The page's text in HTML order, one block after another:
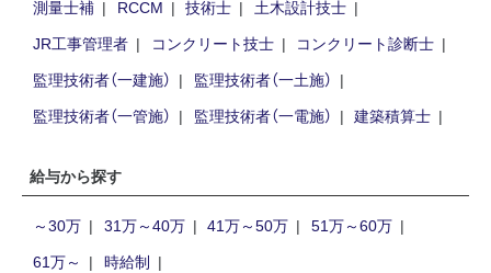
測量士補
RCCM 技術士
土木設計技士
JR工事管理者
コンクリート技士
コンクリート診断士
監理技術者（一建施）
監理技術者（一土施）
監理技術者（一管施）
監理技術者（一電施） 建築積算士
給与から探す
～30万 31万～40万 41万～50万
51万～60万
61万～
時給制